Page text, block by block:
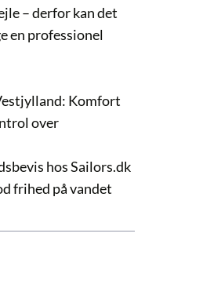
– derfor kan det
en professionel
Komfort
over
hos Sailors.dk
frihed på vandet